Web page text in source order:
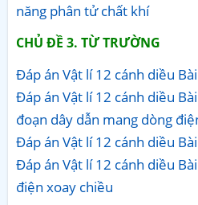
năng phân tử chất khí
CHỦ ĐỀ 3. TỪ TRƯỜNG
Đáp án Vật lí 12 cánh diều
Đáp án Vật lí 12 cánh diều
đoạn dây dẫn mang dòng
Đáp án Vật lí 12 cánh diều
Đáp án Vật lí 12 cánh diều
điện xoay chiều